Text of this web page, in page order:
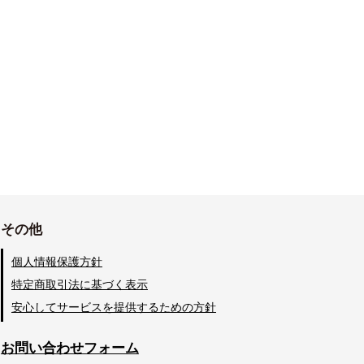
その他
個人情報保護方針
特定商取引法に基づく表示
安心してサービスを提供するための方針
お問い合わせフォーム